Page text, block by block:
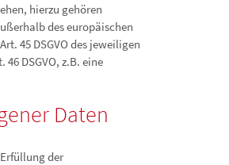
hierzu gehören
des europäischen
45 DSGVO des jeweiligen
DSGVO, z.B. eine
Daten
der